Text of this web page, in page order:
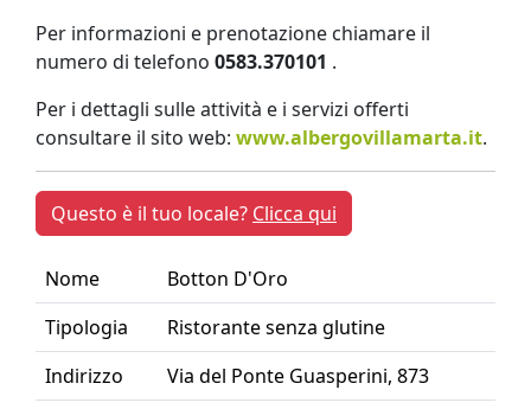
Per informazioni e prenotazione chiamare il
numero di telefono 0583.370101 .
Per i dettagli sulle attività e i servizi offerti
consultare il sito web: www.albergovillamarta.it.
Questo è il tuo locale? Clicca qui
Nome
Botton D'Oro
Tipologia
Ristorante senza glutine
Indirizzo
Via del Ponte Guasperini, 873